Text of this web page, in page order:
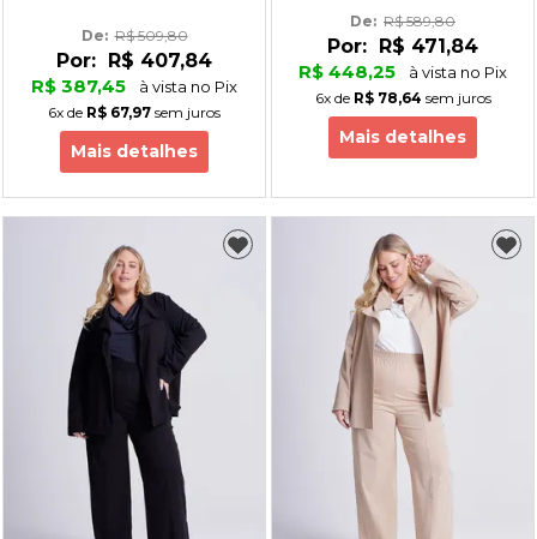
De: R$ 509,80
Por:
R$ 407,84
R$ 387,45
à vista no Pix
6x de R$ 67,97 sem juros
Mais detalhes
De: R$ 589,80
Por:
R$ 471,84
R$ 448,25
à vista no Pix
6xde R$ 78,64 sem juros
Mais detalhes